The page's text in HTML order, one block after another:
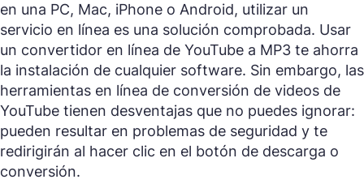
en una PC, Mac, iPhone o Android, utilizar un
servicio en línea es una solución comprobada. Usar
un convertidor en línea de YouTube a MP3 te ahorra
la instalación de cualquier software. Sin embargo, las
herramientas en línea de conversión de videos de
YouTube tienen desventajas que no puedes ignorar:
pueden resultar en problemas de seguridad y te
redirigirán al hacer clic en el botón de descarga o
conversión.